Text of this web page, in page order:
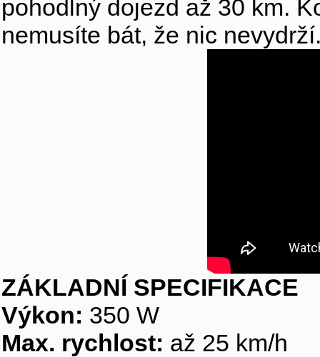
pohodlný dojezd až 30 km.
nemusíte bát, že nic
ZÁKLADNÍ SPECIFIKACE
Výkon: 350 W
Max. rychlost: až 25 km/h